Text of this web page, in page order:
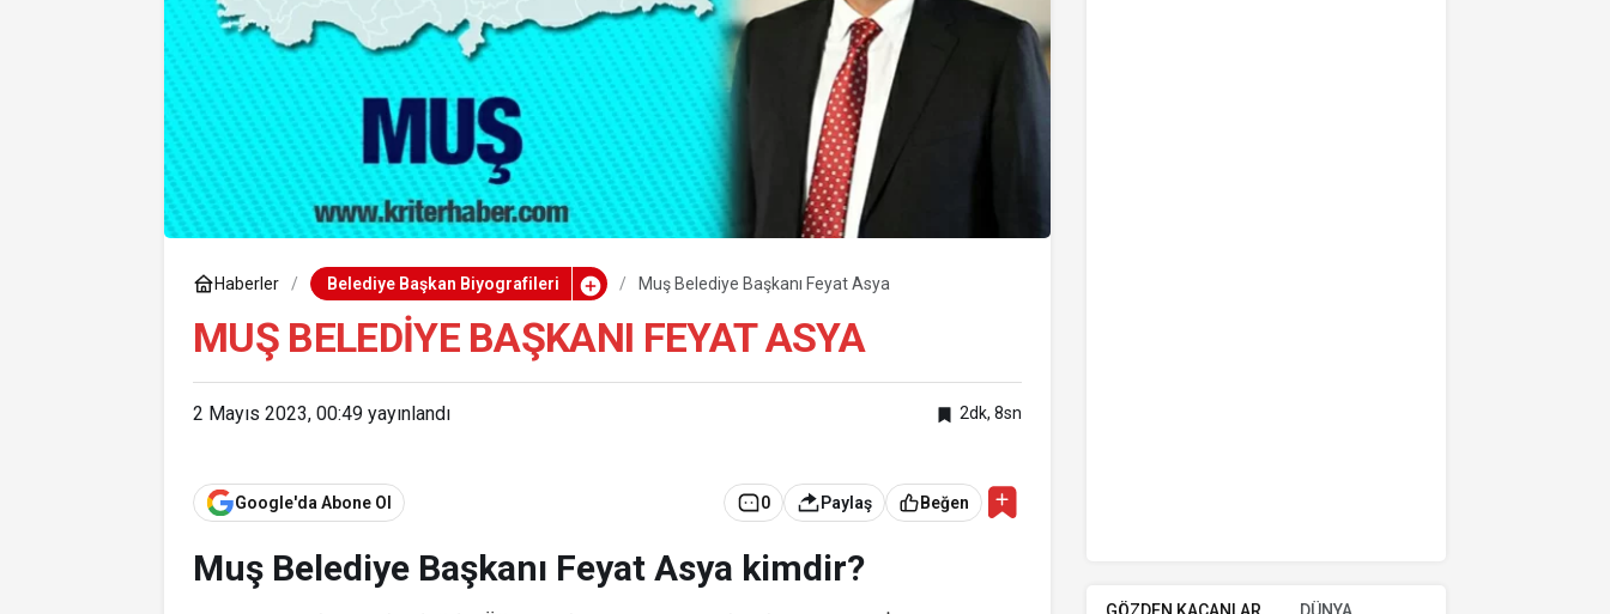
Haberler Belediye Başkan Biyografileri Muş Belediye Başkanı Feyat Asya
MUŞ BELEDIYE BAŞKANI FEYAT ASYA
2 Mayıs 2023, 00:49 yayınlandı 2dk, 8sn
Google'da Abone Ol 0 Paylaş Beğen
Muş Belediye Başkanı Feyat Asya kimdir?
GÖZDEN KAÇANLAR DÜNYA